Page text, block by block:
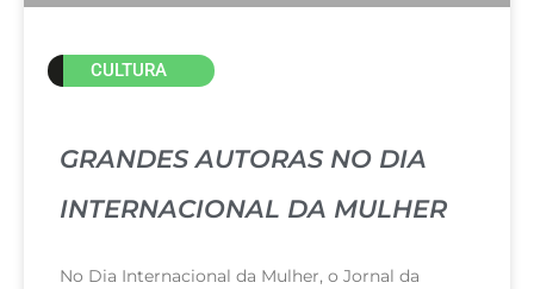
CULTURA
GRANDES AUTORAS NO DIA
INTERNACIONAL DA MULHER
No Dia Internacional da Mulher, o Jornal da